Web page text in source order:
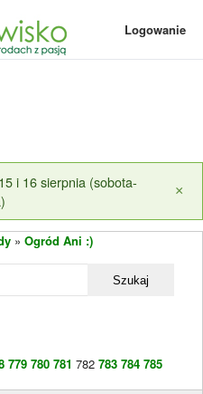
Logowanie
i 16 sierpnia (sobota-
×
» Ogród Ani :)
Szukaj
779 780 781 782 783 784 785